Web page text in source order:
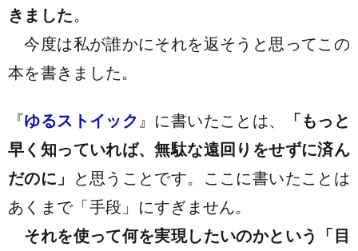
きました。
今度は私が誰かにそれを返そうと思ってこの
本を書きました。
『ゆるストイック』に書いたことは、
「もっと
早く知っていれば、無駄な遠回りをせずに済ん
だのに」 と思うことです。ここに書いたことは
あくまで「手段」にすぎません。
それを使って何を実現したいのかという「目